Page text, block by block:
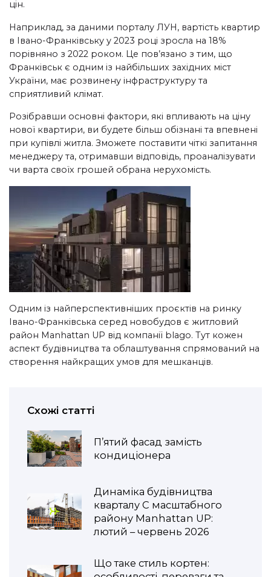
цін.
Наприклад, за даними порталу ЛУН, вартість квартир
в Івано-Франківську у 2023 році зросла на 18%
порівняно з 2022 роком. Це пов’язано з тим, що
Франківськ є одним із найбільших західних міст
України, має розвинену інфраструктуру та
сприятливий клімат.
Розібравши основні фактори, які впливають на ціну
нової квартири, ви будете більш обізнані та впевнені
при купівлі житла. Зможете поставити чіткі запитання
менеджеру та, отримавши відповідь, проаналізувати
чи варта своїх грошей обрана нерухомість.
Одним із найперспективніших проєктів на ринку
Івано-Франківська серед новобудов є житловий
район Manhattan UP від компанії blago. Тут кожен
аспект будівництва та облаштування спрямований на
створення найкращих умов для мешканців.
Схожі статті
П’ятий фасад замість
кондиціонера
Динаміка будівництва
кварталу С масштабного
району Manhattan UP:
лютий – червень 2026
Що таке стиль кортен: